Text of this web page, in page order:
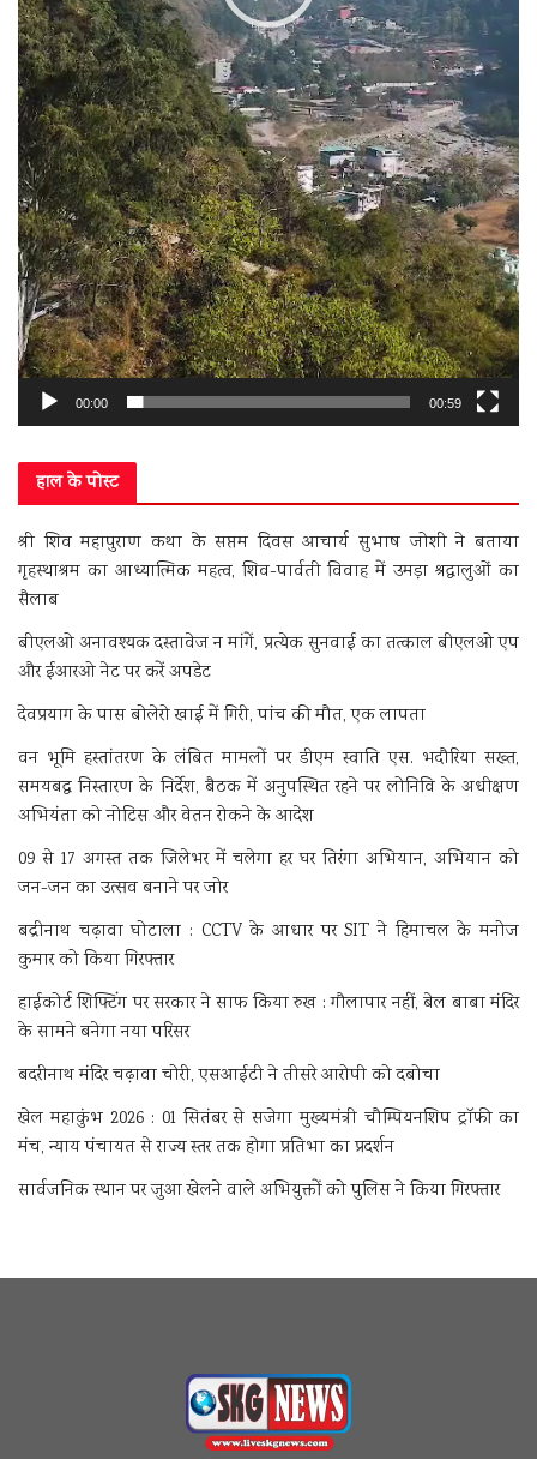
00:00 00:59
हाल के पोस्ट
श्री शिव महापुराण कथा के सप्तम दिवस आचार्य सुभाष जोशी ने बताया
गृहस्थाश्रम का आध्यात्मिक महत्व, शिव-पार्वती विवाह में उमड़ा श्रद्धालुओं का
सैलाब
बीएलओ अनावश्यक दस्तावेज न मांगें, प्रत्येक सुनवाई का तत्काल बीएलओ एप
और ईआरओ नेट पर करें अपडेट
देवप्रयाग के पास बोलेरो खाई में गिरी, पांच की मौत, एक लापता
वन भूमि हस्तांतरण के लंबित मामलों पर डीएम स्वाति एस. भदौरिया सख्त,
समयबद्ध निस्तारण के निर्देश, बैठक में अनुपस्थित रहने पर लोनिवि के अधीक्षण
अभियंता को नोटिस और वेतन रोकने के आदेश
09 से 17 अगस्त तक जिलेभर में चलेगा हर घर तिरंगा अभियान, अभियान को
जन-जन का उत्सव बनाने पर जोर
बद्रीनाथ चढ़ावा घोटाला : CCTV के आधार पर SIT ने हिमाचल के मनोज
कुमार को किया गिरफ्तार
हाईकोर्ट शिफ्टिंग पर सरकार ने साफ किया रुख : गौलापार नहीं, बेल बाबा मंदिर
के सामने बनेगा नया परिसर
बदरीनाथ मंदिर चढ़ावा चोरी, एसआईटी ने तीसरे आरोपी को दबोचा
खेल महाकुंभ 2026 : 01 सितंबर से सजेगा मुख्यमंत्री चौम्पियनशिप ट्रॉफी का
मंच, न्याय पंचायत से राज्य स्तर तक होगा प्रतिभा का प्रदर्शन
सार्वजनिक स्थान पर जुआ खेलने वाले अभियुक्तों को पुलिस ने किया गिरफ्तार